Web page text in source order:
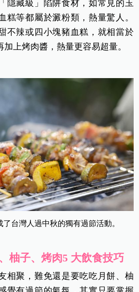
隱藏級」陷阱食材，如常見的玉
糕等都屬於澱粉類，熱量驚人。
不辣或四小塊豬血糕，就相當於
上烤肉醬，熱量更容易超量。
台灣人過中秋的獨有過節活動。
柚子、烤肉5 大飲食技巧
相聚，難免還是要吃吃月餅、柚